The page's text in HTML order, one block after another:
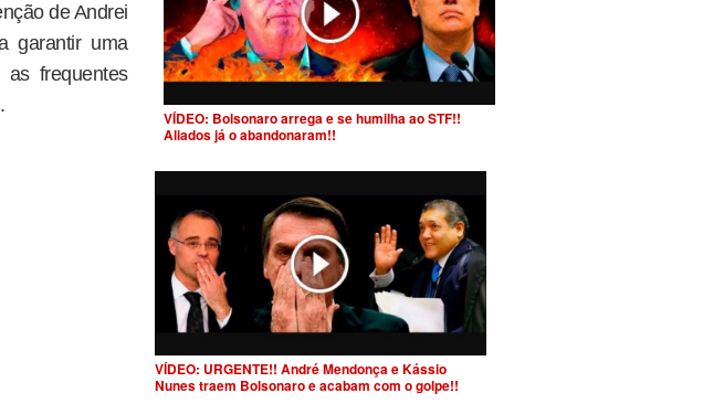
de Andrei
garantir uma
frequentes
VÍDEO: Bolsonaro arrega e se humilha ao STF!!
Aliados já o abandonaram!!
VÍDEO: URGENTE!! André Mendonça e Kássio
Nunes traem Bolsonaro e acabam com o golpe!!